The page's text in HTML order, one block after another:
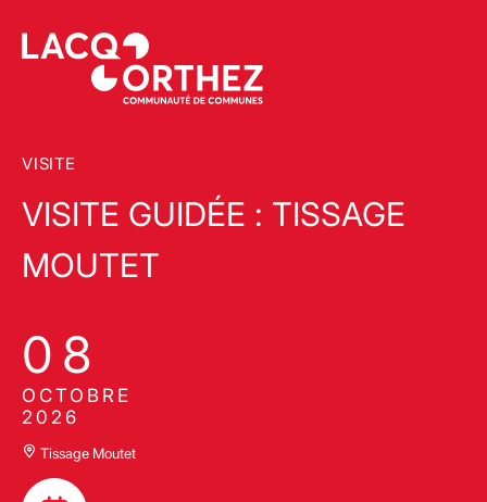
VISITE
VISITE GUIDÉE : TISSAGE
MOUTET
08
OCTOBRE
2026
Tissage Moutet